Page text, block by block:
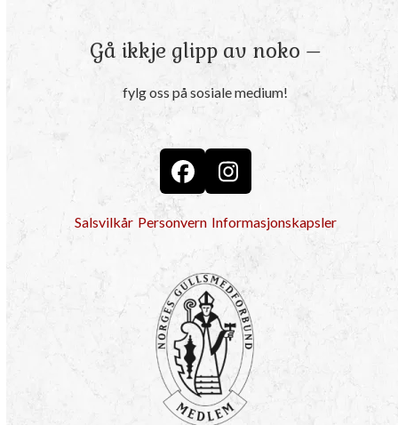
Gå ikkje glipp av noko –
fylg oss på sosiale medium!
FacebookInstagram
Salsvilkår Personvern Informasjonskapsler